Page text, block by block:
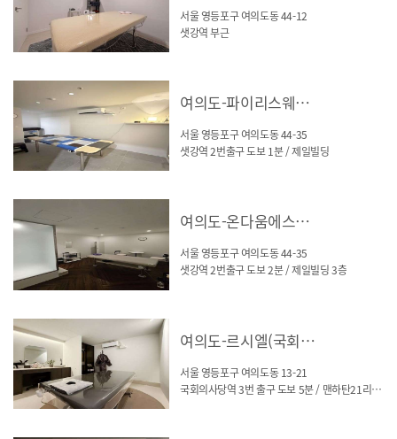
서울 영등포구 여의도동 44-12
샛강역 부근
여의도-파이리스웨디시(샛강역)
서울 영등포구 여의도동 44-35
샛강역 2번출구 도보 1분 / 제일빌딩
여의도-온다움에스테틱(영등포)
서울 영등포구 여의도동 44-35
샛강역 2번출구 도보 2분 / 제일빌딩 3층
여의도-르시엘(국회의사당역)
서울 영등포구 여의도동 13-21
국회의사당역 3번 출구 도보 5분 / 맨하탄21리빙텔 303-2호